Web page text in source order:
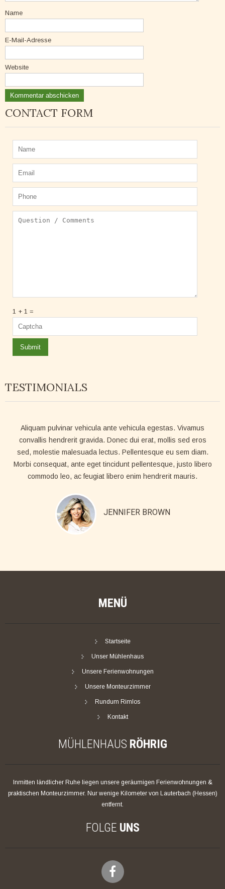
Name
E-Mail-Adresse
Website
CONTACT FORM
1 + 1 =
TESTIMONIALS
Aliquam pulvinar vehicula ante vehicula egestas. Vivamus
convallis hendrerit gravida. Donec dui erat, mollis sed eros
sed, molestie malesuada lectus. Pellentesque eu sem diam.
Morbi consequat, ante eget tincidunt pellentesque, justo libero
commodo leo, ac feugiat libero enim hendrerit mauris.
JENNIFER BROWN
MENÜ
Startseite
Unser Mühlenhaus
Unsere Ferienwohnungen
Unsere Monteurzimmer
Rundum Rimlos
Kontakt
MÜHLENHAUS RÖHRIG
Inmitten ländlicher Ruhe liegen unsere geräumigen Ferienwohnungen &
praktischen Monteurzimmer. Nur wenige Kilometer von Lauterbach (Hessen)
entfernt.
FOLGE UNS